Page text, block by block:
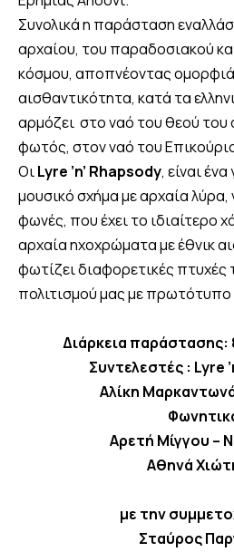
Συνολικά η παράσταση
αρχαίου, του παραδοσιακού
κόσμου, αποπνέοντας
αισθαντικότητα, κατά τα
αρμόζει στο ναό του θεού του
φωτός, στον ναό του
ΟιLyre ’n’ Rhapsody, είναι
μουσικό σχήμα με αρχαία λύρα,
φωνές, που έχει το ιδιαίτερο
αρχαία ηχοχρώματα με έθνικ
φωτίζει διαφορετικές πτυχές
πολιτισμού μας με
Διάρκεια παράστασης:
Συντελεστές : Lyre ’
Αλίκη
Αρετή Μίγγου –
Αθηνά Χιώτη –
με την
Σταύρος